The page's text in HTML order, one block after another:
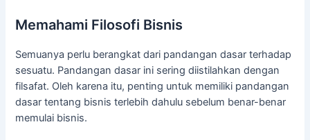
Memahami Filosofi Bisnis
Semuanya perlu berangkat dari pandangan dasar terhadap
sesuatu. Pandangan dasar ini sering diistilahkan dengan
filsafat. Oleh karena itu, penting untuk memiliki pandangan
dasar tentang bisnis terlebih dahulu sebelum benar-benar
memulai bisnis.